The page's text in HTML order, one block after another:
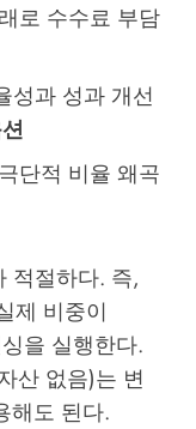
로 수수료 부담
성과 성과 개선
단적 비율 왜곡
적절하다. 즉,
제 비중이
을 실행한다.
산 없음)는 변
해도 된다.